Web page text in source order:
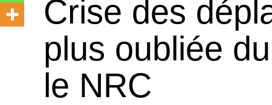
Crise des
plus oubliée
le NRC